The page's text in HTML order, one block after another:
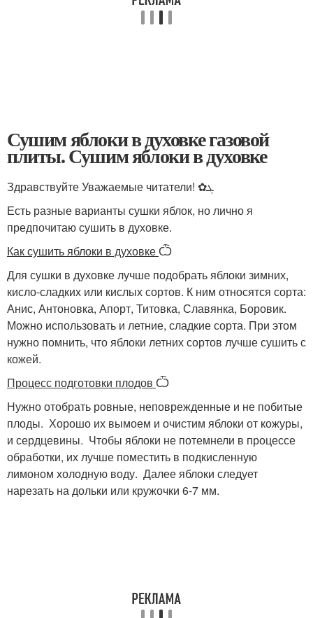
Сушим яблоки в духовке газовой
плиты. Сушим яблоки в духовке
Здравствуйте Уважаемые читатели! ✿ܓ
Есть разные варианты сушки яблок, но лично я
предпочитаю сушить в духовке.
Как сушить яблоки в духовкеѼ
Для сушки в духовке лучше подобрать яблоки зимних,
кисло-сладких или кислых сортов. К ним относятся сорта:
Анис, Антоновка, Апорт, Титовка, Славянка, Боровик.
Можно использовать и летние, сладкие сорта. При этом
нужно помнить, что яблоки летних сортов лучше сушить с
кожей.
Процесс подготовки плодов Ѽ
Нужно отобрать ровные, неповрежденные и не побитые
плоды. Хорошо их вымоем и очистим яблоки от кожуры,
и сердцевины. Чтобы яблоки не потемнели в процессе
обработки, их лучше поместить в подкисленную
лимоном холодную воду. Далее яблоки следует
нарезать на дольки или кружочки 6-7 мм.